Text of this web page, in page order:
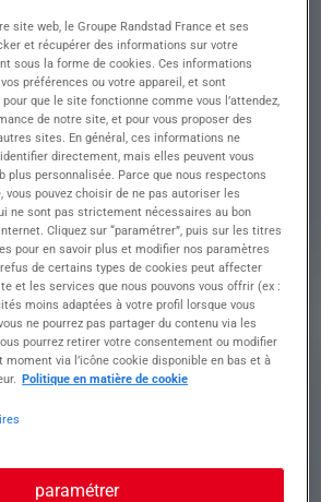
: Êtes-vous prêt(e) à diriger
que Couvreur confirmé dans le
?
de la gestion d'équipe
vous participerez activement
superviser les activités
l'équipe sur le chantier
et la planification des
des travaux aux normes
qualité
les autres corps de métier pour
du projet
et au développement
des membres de l'équipe
site web, le Groupe Randstad France et ses
et récupérer des informations sur votre
sous la forme de cookies. Ces informations
préférences ou votre appareil, et sont
que le site fonctionne comme vous l’attendez,
de notre site, et pour vous proposer des
sites. En général, ces informations ne
directement, mais elles peuvent vous
plus personnalisée. Parce que nous respectons
vous pouvez choisir de ne pas autoriser les
ne sont pas strictement nécessaires au bon
Cliquez sur “paramétrer”, puis sur les titres
pour en savoir plus et modifier nos paramètres
de certains types de cookies peut affecter
et les services que nous pouvons vous offrir (ex :
moins adaptées à votre profil lorsque vous
ne pourrez pas partager du contenu via les
pourrez retirer votre consentement ou modifier
via l’icône cookie disponible en bas et à
Politique en matière de cookie
paramétrer